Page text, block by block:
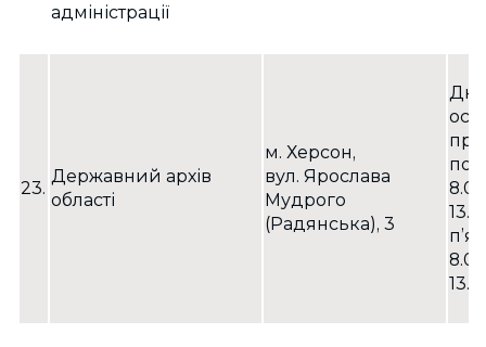
адміністрації
23.
Державний архів
області
м. Херсон,
вул. Ярослава
Мудрого
(Радянська), 3
Дні